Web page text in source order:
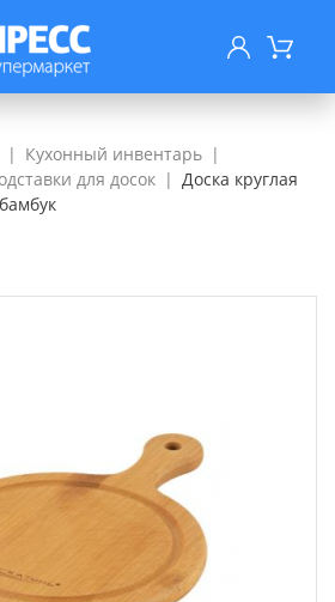
Кухонный инвентарь
для досок
Доска круглая